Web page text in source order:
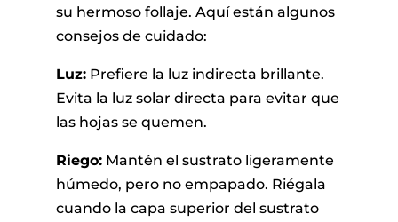
su hermoso follaje. Aquí están algunos
consejos de cuidado:
Luz:Prefiere la luz indirecta brillante.
Evita la luz solar directa para evitar que
las hojas se quemen.
Riego:Mantén el sustrato ligeramente
húmedo, pero no empapado. Riégala
cuando la capa superior del sustrato